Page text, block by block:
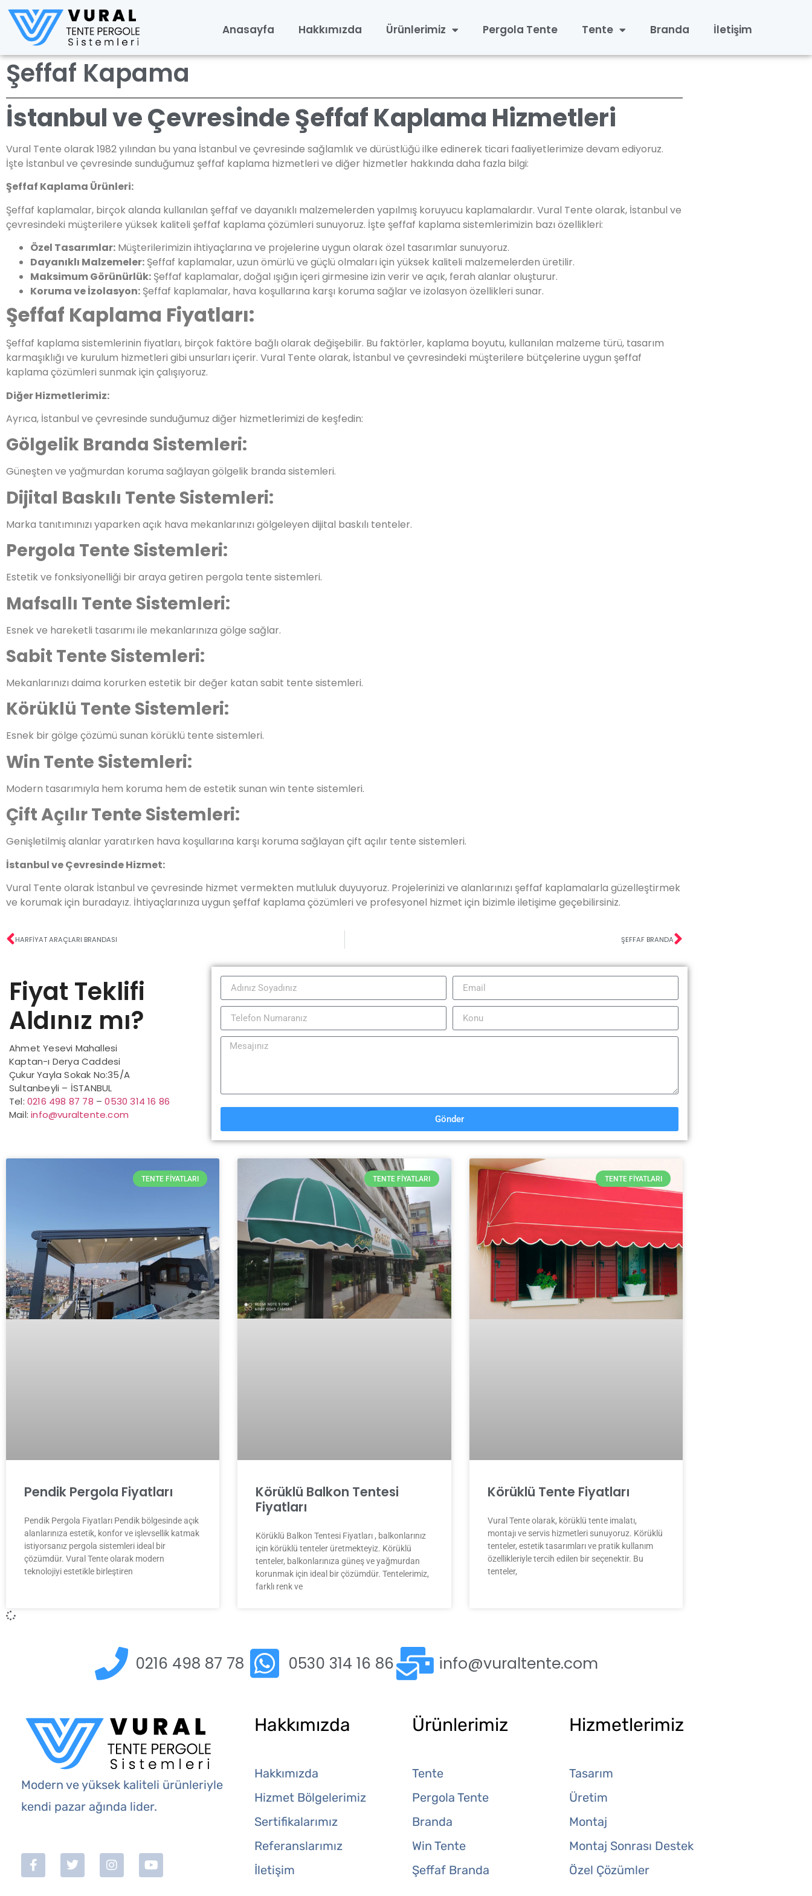
Anasayfa Hakkımızda Ürünlerimiz Pergola Tente Tente Branda İletişim
Şeffaf Kapama
İstanbul ve Çevresinde Şeffaf Kaplama Hizmetleri
Vural Tente olarak 1982 yılından bu yana İstanbul ve çevresinde sağlamlık ve dürüstlüğü ilke edinerek ticari faaliyetlerimize devam ediyoruz.
İşte İstanbul ve çevresinde sunduğumuz şeffaf kaplama hizmetleri ve diğer hizmetler hakkında daha fazla bilgi:
Şeffaf Kaplama Ürünleri:
Şeffaf kaplamalar, birçok alanda kullanılan şeffaf ve dayanıklı malzemelerden yapılmış koruyucu kaplamalardır. Vural Tente olarak, İstanbul ve
çevresindeki müşterilere yüksek kaliteli şeffaf kaplama çözümleri sunuyoruz. İşte şeffaf kaplama sistemlerimizin bazı özellikleri:
Özel Tasarımlar: Müşterilerimizin ihtiyaçlarına ve projelerine uygun olarak özel tasarımlar sunuyoruz.
Dayanıklı Malzemeler: Şeffaf kaplamalar, uzun ömürlü ve güçlü olmaları için yüksek kaliteli malzemelerden üretilir.
Maksimum Görünürlük: Şeffaf kaplamalar, doğal ışığın içeri girmesine izin verir ve açık, ferah alanlar oluşturur.
Koruma ve İzolasyon: Şeffaf kaplamalar, hava koşullarına karşı koruma sağlar ve izolasyon özellikleri sunar.
Şeffaf Kaplama Fiyatları:
Şeffaf kaplama sistemlerinin fiyatları, birçok faktöre bağlı olarak değişebilir. Bu faktörler, kaplama boyutu, kullanılan malzeme türü, tasarım
karmaşıklığı ve kurulum hizmetleri gibi unsurları içerir. Vural Tente olarak, İstanbul ve çevresindeki müşterilere bütçelerine uygun şeffaf
kaplama çözümleri sunmak için çalışıyoruz.
Diğer Hizmetlerimiz:
Ayrıca, İstanbul ve çevresinde sunduğumuz diğer hizmetlerimizi de keşfedin:
Gölgelik Branda Sistemleri:
Güneşten ve yağmurdan koruma sağlayan gölgelik branda sistemleri.
Dijital Baskılı Tente Sistemleri:
Marka tanıtımınızı yaparken açık hava mekanlarınızı gölgeleyen dijital baskılı tenteler.
Pergola Tente Sistemleri:
Estetik ve fonksiyonelliği bir araya getiren pergola tente sistemleri.
Mafsallı Tente Sistemleri:
Esnek ve hareketli tasarımı ile mekanlarınıza gölge sağlar.
Sabit Tente Sistemleri:
Mekanlarınızı daima korurken estetik bir değer katan sabit tente sistemleri.
Körüklü Tente Sistemleri:
Esnek bir gölge çözümü sunan körüklü tente sistemleri.
Win Tente Sistemleri:
Modern tasarımıyla hem koruma hem de estetik sunan win tente sistemleri.
Çift Açılır Tente Sistemleri:
Genişletilmiş alanlar yaratırken hava koşullarına karşı koruma sağlayan çift açılır tente sistemleri.
İstanbul ve Çevresinde Hizmet:
Vural Tente olarak İstanbul ve çevresinde hizmet vermekten mutluluk duyuyoruz. Projelerinizi ve alanlarınızı şeffaf kaplamalarla güzelleştirmek
ve korumak için buradayız. İhtiyaçlarınıza uygun şeffaf kaplama çözümleri ve profesyonel hizmet için bizimle iletişime geçebilirsiniz.
HARFIYAT ARAÇLARI BRANDASI ŞEFFAF BRANDA
Fiyat Teklifi
Aldınız mı?
Ahmet Yesevi Mahallesi
Kaptan-ı Derya Caddesi
Çukur Yayla Sokak No:35/A
Sultanbeyli – İSTANBUL
Tel: 0216 498 87 78 –0530 314 16 86
Mail:info@vuraltente.com Gönder
TENTE FIYATLARI
Pendik Pergola Fiyatları
Pendik Pergola Fiyatları Pendik bölgesinde açık
alanlarınıza estetik, konfor ve işlevsellik katmak
istiyorsanız pergola sistemleri ideal bir
çözümdür. Vural Tente olarak modern
teknolojiyi estetikle birleştiren
TENTE FIYATLARI
Körüklü Balkon Tentesi
Fiyatları
Körüklü Balkon Tentesi Fiyatları , balkonlarınız
için körüklü tenteler üretmekteyiz. Körüklü
tenteler, balkonlarınıza güneş ve yağmurdan
korunmak için ideal bir çözümdür. Tentelerimiz,
farklı renk ve
TENTE FIYATLARI
Körüklü Tente Fiyatları
Vural Tente olarak, körüklü tente imalatı,
montajı ve servis hizmetleri sunuyoruz. Körüklü
tenteler, estetik tasarımları ve pratik kullanım
özellikleriyle tercih edilen bir seçenektir. Bu
tenteler,
0216 498 87 78 0530 314 16 86 info@vuraltente.com
Modern ve yüksek kaliteli ürünleriyle
kendi pazar ağında lider.
Hakkımızda
Hakkımızda
Hizmet Bölgelerimiz
Sertifikalarımız
Referanslarımız
İletişim
Ürünlerimiz
Tente
Pergola Tente
Branda
Win Tente
Şeffaf Branda
Hizmetlerimiz
Tasarım
Üretim
Montaj
Montaj Sonrası Destek
Özel Çözümler